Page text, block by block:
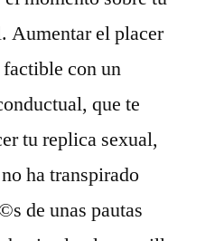
Aumentar el placer
factible con un
que te
tu replica sexual,
ha transpirado
de unas pautas